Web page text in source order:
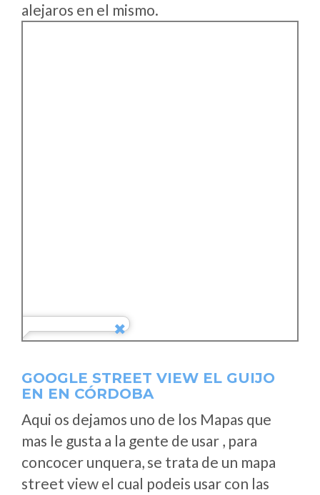
alejaros en el mismo.
GOOGLE STREET VIEW EL GUIJO
EN EN CÓRDOBA
Aqui os dejamos uno de los Mapas que
mas le gusta a la gente de usar , para
concocer unquera, se trata de un mapa
street view el cual podeis usar con las